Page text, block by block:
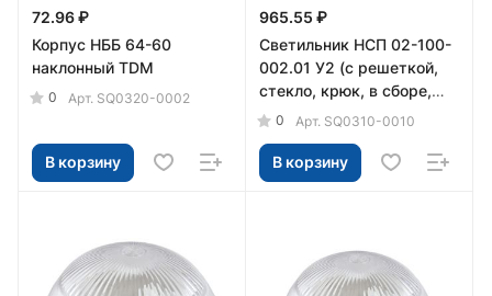
72.96 ₽
Корпус НББ 64-60
наклонный TDM
0 Арт. SQ0320-0002
В корзину
965.55 ₽
Светильник НСП 02-100-
002.01 У2 (с решеткой,
стекло, крюк, в сборе,
инд.упак) TDM
0 Арт. SQ0310-0010
В корзину